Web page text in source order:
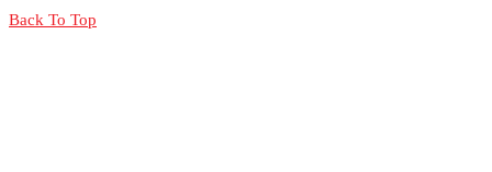
Back To Top